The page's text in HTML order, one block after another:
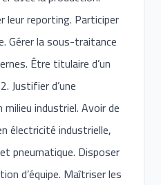
leur reporting. Participer
Gérer la sous-traitance
Être titulaire d’un
Justifier d’une
industriel. Avoir de
électricité industrielle,
pneumatique. Disposer
d’équipe. Maîtriser les